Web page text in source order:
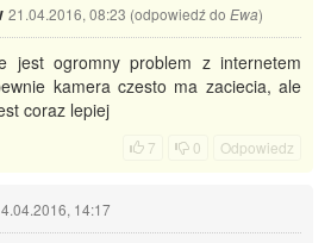
21.04.2016, 08:23 (odpowiedź do Ewa)
jest ogromny problem z internetem
kamera czesto ma zaciecia, ale
coraz lepiej
7 0 Odpowiedz
14:17